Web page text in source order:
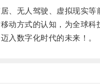
无人驾驶、虚拟现实等
方式的认知，为全球科
数字化时代的未来！。